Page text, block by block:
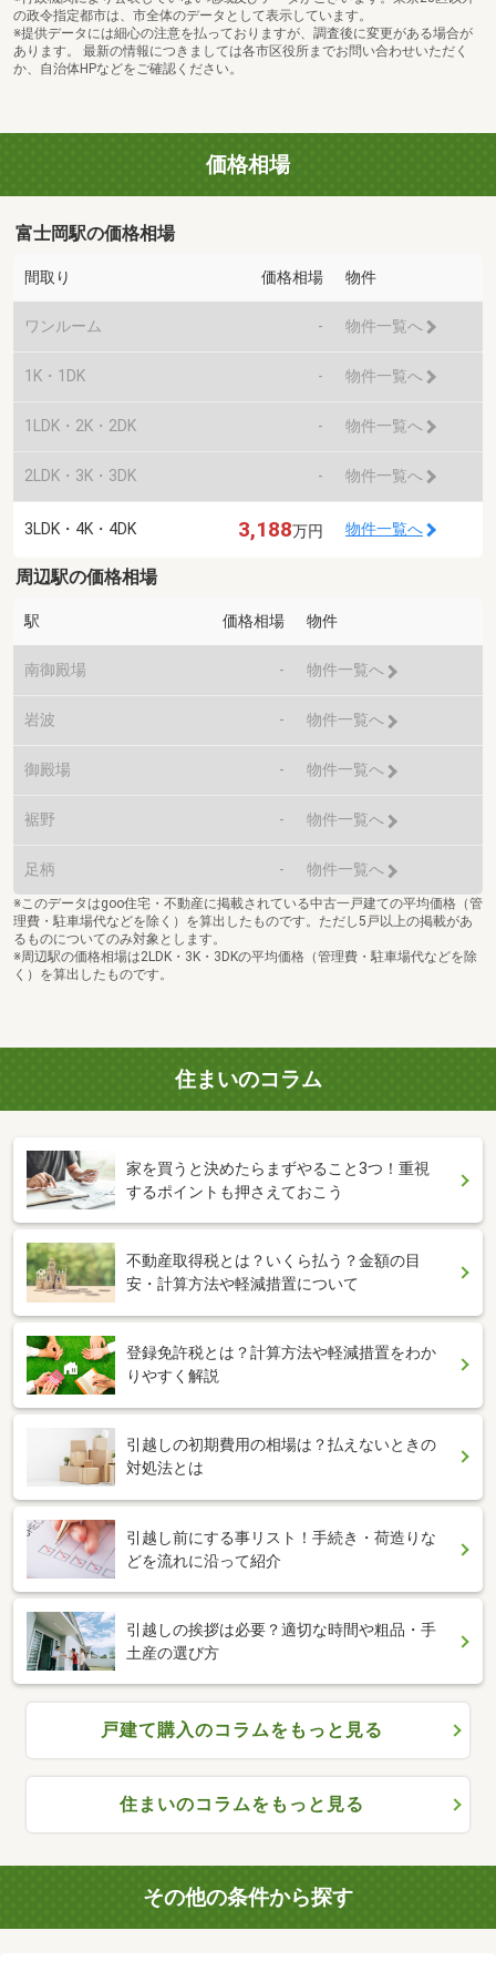
の政令指定都市は、市全体のデータとして表示しています。
※提供データには細心の注意を払っておりますが、調査後に変更がある場合が
あります。 最新の情報につきましては各市区役所までお問い合わせいただく
か、自治体HPなどをご確認ください。
価格相場
富士岡駅の価格相場
間取り 価格相場 物件
ワンルーム - 物件一覧へ
1K・1DK - 物件一覧へ
1LDK・2K・2DK - 物件一覧へ
2LDK・3K・3DK - 物件一覧へ
3LDK・4K・4DK 3,188万円 物件一覧へ
周辺駅の価格相場
駅 価格相場 物件
南御殿場 - 物件一覧へ
岩波 - 物件一覧へ
御殿場 - 物件一覧へ
裾野 - 物件一覧へ
足柄 - 物件一覧へ
※このデータはgoo住宅・不動産に掲載されている中古一戸建ての平均価格（管
理費・駐車場代などを除く）を算出したものです。ただし5戸以上の掲載があ
るものについてのみ対象とします。
※周辺駅の価格相場は2LDK・3K・3DKの平均価格（管理費・駐車場代などを除
く）を算出したものです。
住まいのコラム
家を買うと決めたらまずやること3つ！重視
するポイントも押さえておこう
不動産取得税とは？いくら払う？金額の目
安・計算方法や軽減措置について
登録免許税とは？計算方法や軽減措置をわか
りやすく解説
引越しの初期費用の相場は？払えないときの
対処法とは
引越し前にする事リスト！手続き・荷造りな
どを流れに沿って紹介
引越しの挨拶は必要？適切な時間や粗品・手
土産の選び方
戸建て購入のコラムをもっと見る
住まいのコラムをもっと見る
その他の条件から探す